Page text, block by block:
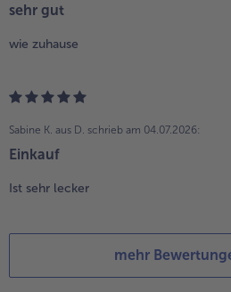
sehr gut
wie zuhause
Sabine K. aus D. schrieb am 04.07.2026:
Einkauf
Ist sehr lecker
mehr